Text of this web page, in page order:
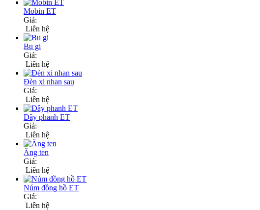
Mobin ET
Giá:
Liên hệ
Bu gi
Giá:
Liên hệ
Đèn xi nhan sau
Giá:
Liên hệ
Dây phanh ET
Giá:
Liên hệ
Ăng ten
Giá:
Liên hệ
Núm đồng hồ ET
Giá:
Liên hệ